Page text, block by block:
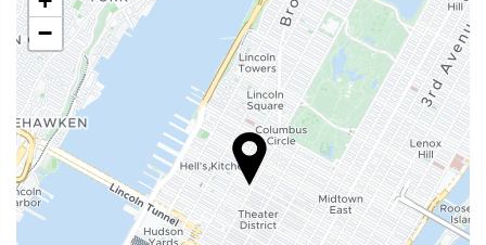
מותאם לאנשים בעלי לקות ראיה
מותאם לאנשים בעלי לקות שמיעה
חדרים ללא לעשן
ללא-עישון בכל החללים הפרטיים והציבוריים
אין כניסה לחיות מחמד
שירותי קבלה
−